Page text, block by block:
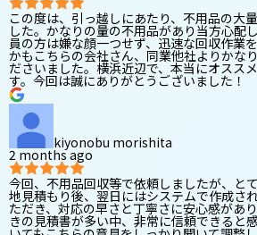
この度は、引っ越しにあたり、不用品の大
した。かなりの量の不用品があり当方心配
員の方は嫌な顔一つせず、迅速な回収作業
かもこちらの会社さん、同業他社よりかな
ださいました。横浜近辺で、本当にオスス
す。今回は誠にありがとうございました！
kiyonobu morishita
2 months ago
今回、不用品回収等で依頼しましたが、と
地見積もり後、翌日にはシステムで作成さ
ただき、対応の早さと丁寧さに安心感があ
きの見積書が多い中、非常に信頼できると